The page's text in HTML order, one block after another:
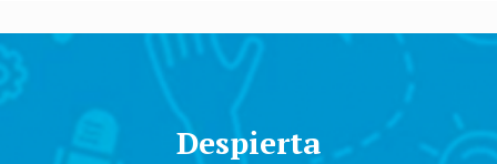
Despierta